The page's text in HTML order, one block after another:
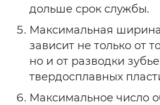
дольше срок службы.
Максимальная
зависит не только от
но и от разводки
твердосплавных
Максимальное число